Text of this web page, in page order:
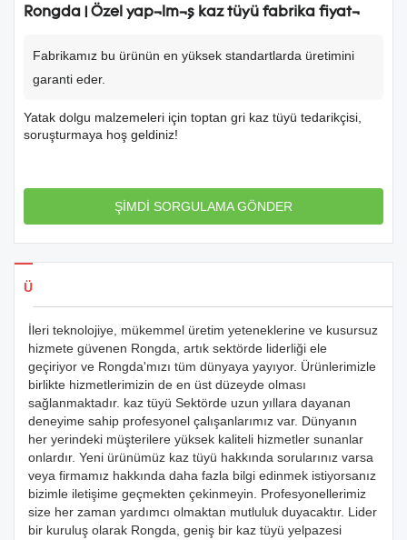
Rongda | Özel yapılmış kaz tüyü fabrika fiyatı
Fabrikamız bu ürünün en yüksek standartlarda üretimini
garanti eder.
Yatak dolgu malzemeleri için toptan gri kaz tüyü tedarikçisi,
soruşturmaya hoş geldiniz!
ŞİMDİ SORGULAMA GÖNDER
Ürün Detayları
İleri teknolojiye, mükemmel üretim yeteneklerine ve kusursuz
hizmete güvenen Rongda, artık sektörde liderliği ele
geçiriyor ve Rongda'mızı tüm dünyaya yayıyor. Ürünlerimizle
birlikte hizmetlerimizin de en üst düzeyde olması
sağlanmaktadır. kaz tüyü Sektörde uzun yıllara dayanan
deneyime sahip profesyonel çalışanlarımız var. Dünyanın
her yerindeki müşterilere yüksek kaliteli hizmetler sunanlar
onlardır. Yeni ürünümüz kaz tüyü hakkında sorularınız varsa
veya firmamız hakkında daha fazla bilgi edinmek istiyorsanız
bizimle iletişime geçmekten çekinmeyin. Profesyonellerimiz
size her zaman yardımcı olmaktan mutluluk duyacaktır. Lider
bir kuruluş olarak Rongda, geniş bir kaz tüyü yelpazesi